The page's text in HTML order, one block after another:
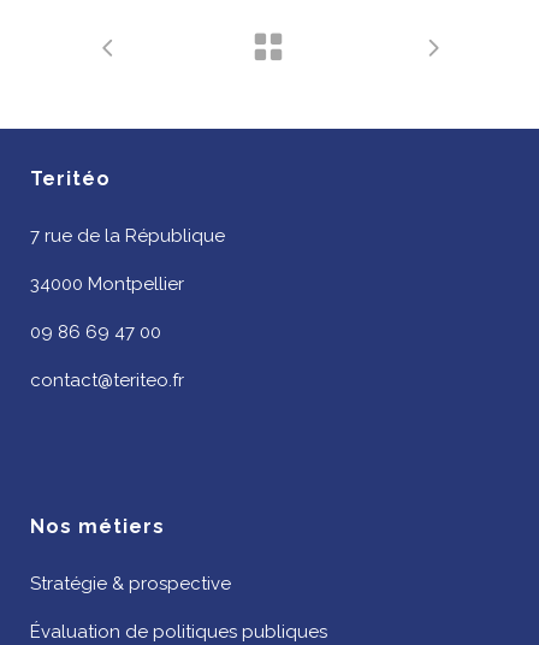
Teritéo
7 rue de la République
34000 Montpellier
09 86 69 47 00
contact@teriteo.fr
Nos métiers
Stratégie & prospective
Évaluation de politiques publiques